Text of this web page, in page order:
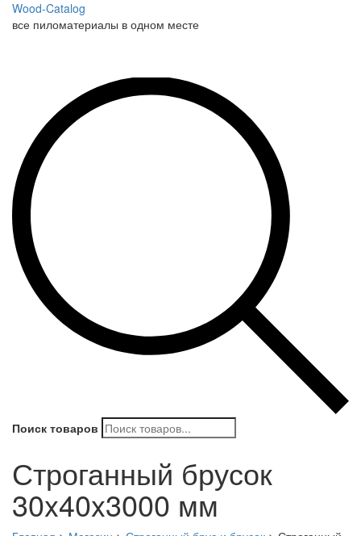
Wood-Catalog
все пиломатериалы в одном месте
Поиск товаров
Строганный брусок
30x40x3000 мм